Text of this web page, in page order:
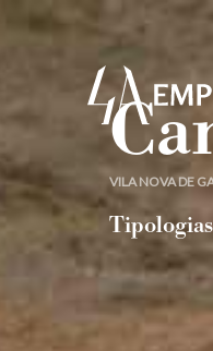
VILA NOVA DE